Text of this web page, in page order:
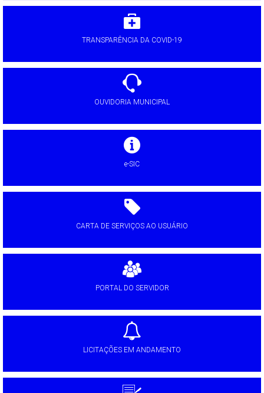
TRANSPARÊNCIA DA COVID-19
OUVIDORIA MUNICIPAL
e-SIC
CARTA DE SERVIÇOS AO USUÁRIO
PORTAL DO SERVIDOR
LICITAÇÕES EM ANDAMENTO